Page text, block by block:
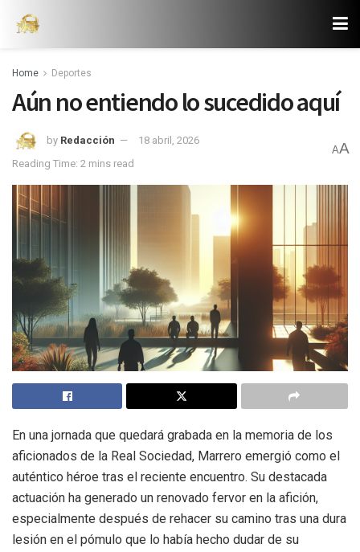
Home Deportes
Aún no entiendo lo sucedido aquí
by Redacción
18 abril, 2026
Reading Time: 2 mins read
AA
En una jornada que quedará grabada en la memoria de los
aficionados de la Real Sociedad, Marrero emergió como el
auténtico héroe tras el reciente encuentro. Su destacada
actuación ha generado un renovado fervor en la afición,
especialmente después de rehacer su camino tras una dura
lesión en el pómulo que lo había hecho dudar de su